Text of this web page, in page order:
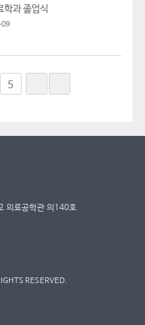
과 졸업식
5
의료공학관 의140호
RESERVED.